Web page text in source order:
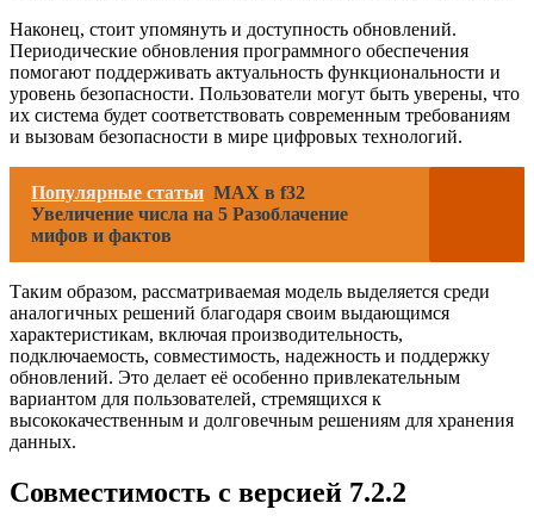
Наконец, стоит упомянуть и доступность обновлений.
Периодические обновления программного обеспечения
помогают поддерживать актуальность функциональности и
уровень безопасности. Пользователи могут быть уверены, что
их система будет соответствовать современным требованиям
и вызовам безопасности в мире цифровых технологий.
Популярные статьи MAX в f32
Увеличение числа на 5 Разоблачение
мифов и фактов
Таким образом, рассматриваемая модель выделяется среди
аналогичных решений благодаря своим выдающимся
характеристикам, включая производительность,
подключаемость, совместимость, надежность и поддержку
обновлений. Это делает её особенно привлекательным
вариантом для пользователей, стремящихся к
высококачественным и долговечным решениям для хранения
данных.
Совместимость с версией 7.2.2